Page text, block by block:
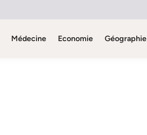
Médecine Economie Géographie